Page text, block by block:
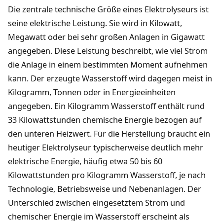
Die zentrale technische Größe eines Elektrolyseurs ist
seine elektrische Leistung. Sie wird in Kilowatt,
Megawatt oder bei sehr großen Anlagen in Gigawatt
angegeben. Diese Leistung beschreibt, wie viel Strom
die Anlage in einem bestimmten Moment aufnehmen
kann. Der erzeugte Wasserstoff wird dagegen meist in
Kilogramm, Tonnen oder in Energieeinheiten
angegeben. Ein Kilogramm Wasserstoff enthält rund
33 Kilowattstunden chemische Energie bezogen auf
den unteren Heizwert. Für die Herstellung braucht ein
heutiger Elektrolyseur typischerweise deutlich mehr
elektrische Energie, häufig etwa 50 bis 60
Kilowattstunden pro Kilogramm Wasserstoff, je nach
Technologie, Betriebsweise und Nebenanlagen. Der
Unterschied zwischen eingesetztem Strom und
chemischer Energie im Wasserstoff erscheint als